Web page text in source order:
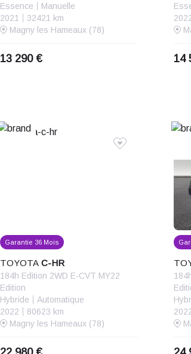
Essence
Manuelle
2021
32421 km
Magny les Hameaux (78)
13 290 € 14
Garantie 36 Mois
TOYOTA C-HR
184h Edition 2WD E-CVT MY22
Edition
Hybride
Automatique
2022
80623 km
Magny les Hameaux (78)